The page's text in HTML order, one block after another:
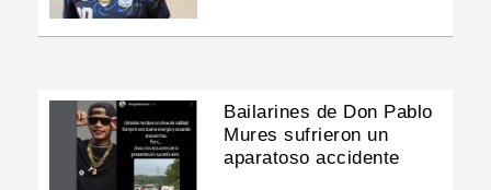
Bailarines de Don Pablo
Mures sufrieron un
aparatoso accidente